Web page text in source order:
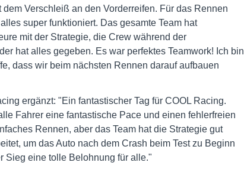
Verschleiß an den Vorderreifen. Für das Rennen
super funktioniert. Das gesamte Team hat
mit der Strategie, die Crew während der
hat alles gegeben. Es war perfektes Teamwork! Ich bin
dass wir beim nächsten Rennen darauf aufbauen
ergänzt: "Ein fantastischer Tag für COOL Racing.
Fahrer eine fantastische Pace und einen fehlerfreien
Rennen, aber das Team hat die Strategie gut
um das Auto nach dem Crash beim Test zu Beginn
Sieg eine tolle Belohnung für alle."